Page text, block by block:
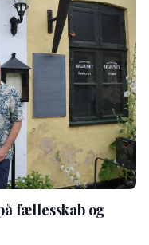
fællesskab og